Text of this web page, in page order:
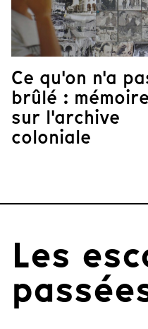
Ce qu'on n'a
brûlé :
sur l'archive
coloniale
Les